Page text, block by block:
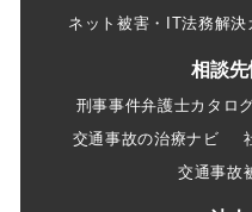
ネット被害・IT法務解決
相談先
刑事事件弁護士カタロ
交通事故の治療ナビ
交通事故